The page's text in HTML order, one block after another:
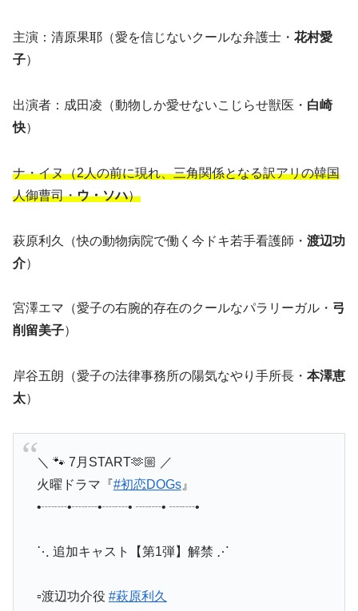
主演：清原果耶（愛を信じないクールな弁護士・ 花村愛
子）
出演者：成田凌（動物しか愛せないこじらせ獣医・ 白崎
快）
ナ・イヌ（2人の前に現れ、三角関係となる訳アリの韓国
人御曹司・ウ・ソハ）
萩原利久（快の動物病院で働く今ドキ若手看護師・ 渡辺功
介）
宮澤エマ（愛子の右腕的存在のクールなパラリーガル・ 弓
削留美子）
岸谷五朗（愛子の法律事務所の陽気なやり手所長・ 本澤恵
太）
＼ 🐾 7月START🫶🏼 ／
火曜ドラマ『#初恋DOGs』
•┈┈•┈┈•┈┈• ┈┈• ┈┈•
⋱ 追加キャスト【第1弾】解禁 ⋰
▫️渡辺功介役 #萩原利久